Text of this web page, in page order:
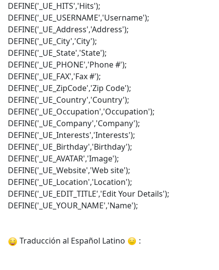
DEFINE('_UE_HITS','Hits');
DEFINE('_UE_USERNAME','Username');
DEFINE('_UE_Address','Address');
DEFINE('_UE_City','City');
DEFINE('_UE_State','State');
DEFINE('_UE_PHONE','Phone #');
DEFINE('_UE_FAX','Fax #');
DEFINE('_UE_ZipCode','Zip Code');
DEFINE('_UE_Country','Country');
DEFINE('_UE_Occupation','Occupation');
DEFINE('_UE_Company','Company');
DEFINE('_UE_Interests','Interests');
DEFINE('_UE_Birthday','Birthday');
DEFINE('_UE_AVATAR','Image');
DEFINE('_UE_Website','Web site');
DEFINE('_UE_Location','Location');
DEFINE('_UE_EDIT_TITLE','Edit Your Details');
DEFINE('_UE_YOUR_NAME','Name');
Traducción al Español Latino :